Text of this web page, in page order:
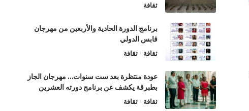
ثقافة
برنامج الدورة الحادية والأربعين من مهرجان
قابس الدولي
ثقافة ثقافة
عودة منتظرة بعد ست سنوات… مهرجان الجاز
بطبرقة يكشف عن برنامج دورته العشرين
ثقافة ثقافة